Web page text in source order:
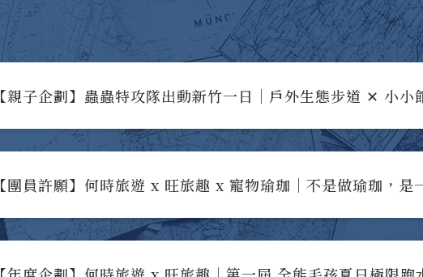
【親子企劃】蟲蟲特攻隊出動新竹一日｜戶外生態步道 ✕ 小小
【團員許願】何時旅遊 x 旺旅趣 x 寵物瑜珈｜不是做瑜珈，是